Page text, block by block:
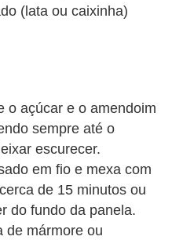
(lata ou caixinha)
o açúcar e o amendoim
sempre até o
escurecer.
em fio e mexa com
de 15 minutos ou
do fundo da panela.
de mármore ou